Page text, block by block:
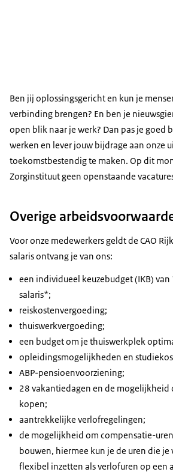
Ben jij oplossingsgericht en kun je
verbinding brengen? En ben je
open blik naar je werk? Dan pas je goed
werken en lever jouw bijdrage aan onze
toekomstbestendig te maken. Op dit
Zorginstituut geen openstaande
Overige
Voor onze medewerkers geldt de CAO
salaris ontvang je van ons:
een individueel keuzebudget (IKB) van
salaris*;
reiskostenvergoeding;
thuiswerkvergoeding;
een budget om je thuiswerkplek
opleidingsmogelijkheden en
ABP-pensioenvoorziening;
28 vakantiedagen en de mogelijkheid
kopen;
aantrekkelijke verlofregelingen;
de mogelijkheid om compensatie-
bouwen, hiermee kun je de uren die
flexibel inzetten als verlofuren op een